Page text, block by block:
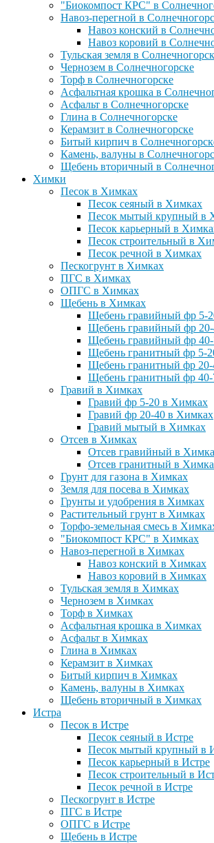
"Биокомпост КРС" в
Навоз-перегной в
Навоз конский в
Навоз коровий в
Тульская земля в
Чернозем в Солнечногорске
Торф в Солнечногорске
Асфальтная крошка в
Асфальт в Солнечногорске
Глина в Солнечногорске
Керамзит в Солнечногорске
Битый кирпич в
Камень, валуны в
Щебень вторичный в
Химки
Песок в Химках
Песок сеяный в Химках
Песок мытый крупный в
Песок карьерный в
Песок строительный в
Песок речной в Химках
Пескогрунт в Химках
ПГС в Химках
ОПГС в Химках
Щебень в Химках
Щебень гравийный фр 5-
Щебень гравийный фр
Щебень гравийный фр
Щебень гранитный фр 5-
Щебень гранитный фр
Щебень гранитный фр
Гравий в Химках
Гравий фр 5-20 в Химках
Гравий фр 20-40 в Химках
Гравий мытый в Химках
Отсев в Химках
Отсев гравийный в
Отсев гранитный в
Грунт для газона в Химках
Земля для посева в Химках
Грунты и удобрения в Химках
Растительный грунт в Химках
Торфо-земельная смесь в
"Биокомпост КРС" в Химках
Навоз-перегной в Химках
Навоз конский в Химках
Навоз коровий в Химках
Тульская земля в Химках
Чернозем в Химках
Торф в Химках
Асфальтная крошка в Химках
Асфальт в Химках
Глина в Химках
Керамзит в Химках
Битый кирпич в Химках
Камень, валуны в Химках
Щебень вторичный в Химках
Истра
Песок в Истре
Песок сеяный в Истре
Песок мытый крупный в
Песок карьерный в Истре
Песок строительный в
Песок речной в Истре
Пескогрунт в Истре
ПГС в Истре
ОПГС в Истре
Щебень в Истре